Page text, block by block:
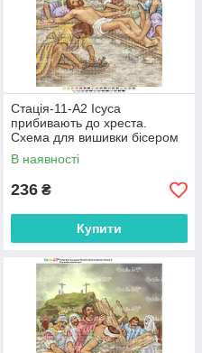
Стація-11-А2 Ісуса
прибивають до хреста.
Схема для вишивки бісером
В наявності
236 ₴
Купити